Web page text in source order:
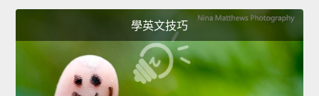
學英文技巧